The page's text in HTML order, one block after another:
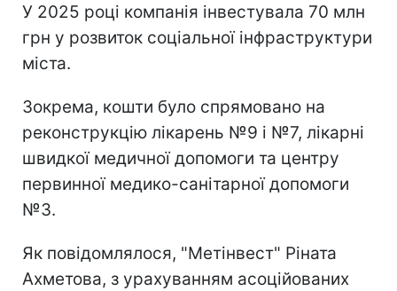
У 2025 році компанія інвестувала 70 млн
грн у розвиток соціальної інфраструктури
міста.
Зокрема, кошти було спрямовано на
реконструкцію лікарень №9 і №7, лікарні
швидкої медичної допомоги та центру
первинної медико-санітарної допомоги
№3.
Як повідомлялося, "Метінвест" Ріната
Ахметова, з урахуванням асоційованих